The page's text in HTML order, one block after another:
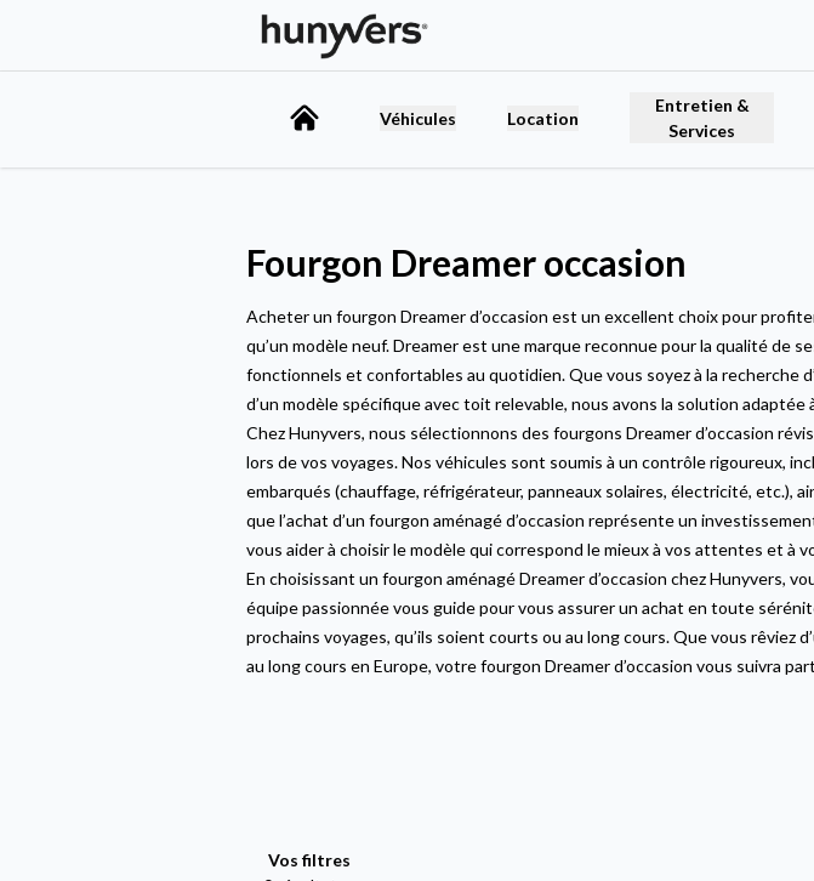
Véhicules Location
Entretien &
Services
Fourgon Dreamer occasion
Acheter un fourgon Dreamer d’occasion est un excellent choix pour
qu’un modèle neuf. Dreamer est une marque reconnue pour la qualité de
fonctionnels et confortables au quotidien. Que vous soyez à la recherche
d’un modèle spécifique avec toit relevable, nous avons la solution adaptée
Chez Hunyvers, nous sélectionnons des fourgons Dreamer d’occasion
lors de vos voyages. Nos véhicules sont soumis à un contrôle rigoureux,
embarqués (chauffage, réfrigérateur, panneaux solaires, électricité, etc.),
que l’achat d’un fourgon aménagé d’occasion représente un
vous aider à choisir le modèle qui correspond le mieux à vos attentes et à
En choisissant un fourgon aménagé Dreamer d’occasion chez Hunyvers,
équipe passionnée vous guide pour vous assurer un achat en toute
prochains voyages, qu’ils soient courts ou au long cours. Que vous rêviez
au long cours en Europe, votre fourgon Dreamer d’occasion vous suivra
Vos filtres